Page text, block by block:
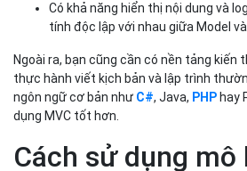
Có khả năng hiển thị nội dung và
tính độc lập với nhau giữa Model
Ngoài ra, bạn cũng cần có nền tảng kiến
thực hành viết kịch bản và lập trình
ngôn ngữ cơ bản như C#, Java, PHP hay
dụng MVC tốt hơn.
Cách sử dụng mô